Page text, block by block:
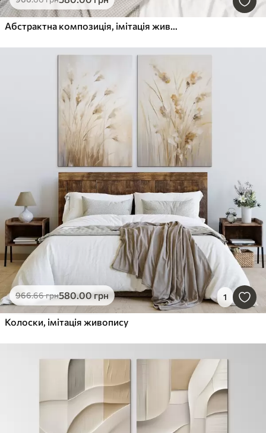
Абстрактна композиція, імітація живопису
966.66грн580.00грн 1
Колоски, імітація живопису